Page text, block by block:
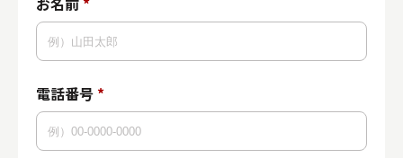
電話番号 *